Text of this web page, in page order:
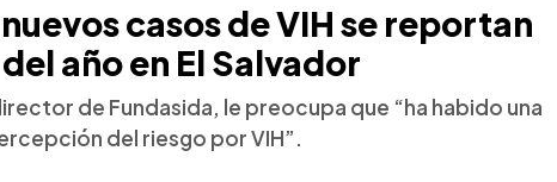
casos de VIH se reportan
año en El Salvador
de Fundasida, le preocupa que “ha habido una
del riesgo por VIH”.